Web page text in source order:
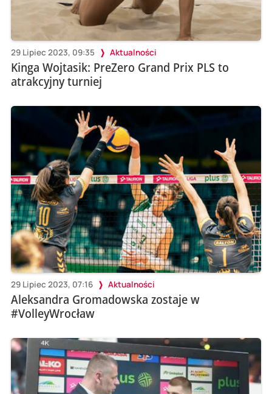
29 Lipiec 2023, 09:35 Aktualności
Kinga Wojtasik: PreZero Grand Prix PLS to
atrakcyjny turniej
29 Lipiec 2023, 07:16 Aktualności
Aleksandra Gromadowska zostaje w
#VolleyWrocław